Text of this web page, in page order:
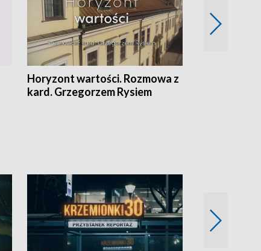
Horyzont wartości. Rozmowa z
kard. Grzegorzem Rysiem